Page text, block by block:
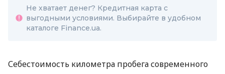
Не хватает денег? Кредитная карта с
выгодными условиями. Выбирайте в удобном
каталоге Finance.ua.
Себестоимость километра пробега современного